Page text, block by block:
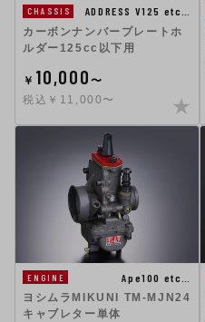
CHASSIS
ADDRESS V125 etc…
カーボンナンバープレートホ
ルダー125cc以下用
￥ 10,000〜
税込￥11,000〜
ENGINE
Ape100 etc…
ヨシムラMIKUNI TM-MJN24
キャブレター単体